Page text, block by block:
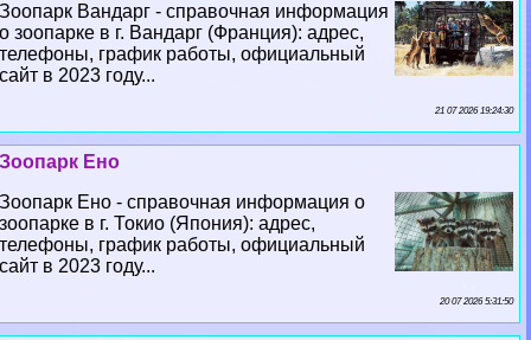
Зоопарк Вандарг - справочная информация
о зоопарке в г. Вандарг (Франция): адрес,
телефоны, график работы, официальный
сайт в 2023 году...
21 07 2026 19:24:30
Зоопарк Ено
Зоопарк Ено - справочная информация о
зоопарке в г. Токио (Япония): адрес,
телефоны, график работы, официальный
сайт в 2023 году...
20 07 2026 5:31:50